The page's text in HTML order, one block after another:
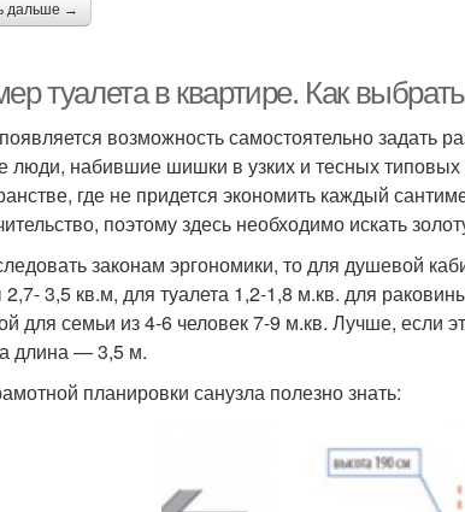
дальше →
туалета в квартире. Как
возможность самостоятельно задать
люди, набившие шишки в узких и тесных
где не придется экономить каждый
поэтому здесь необходимо искать
законам эргономики, то для душевой
3,5 кв.м, для туалета 1,2-1,8 м.кв. для
для семьи из 4-6 человек 7-9 м.кв. Лучше,
длина — 3,5 м.
планировки санузла полезно знать: